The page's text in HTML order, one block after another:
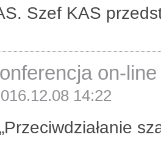
Szef KAS
on-
14:22